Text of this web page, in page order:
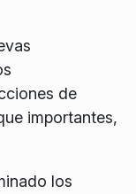
de
importantes,
los